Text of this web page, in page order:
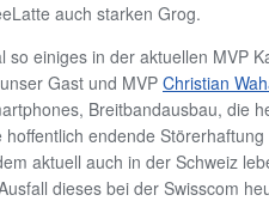
auch starken Grog.
so einiges in der aktuellen MVP
Gast und MVPChristian
Breitbandausbau, die
endende
aktuell auch in der Schweiz
dieses bei der Swisscom